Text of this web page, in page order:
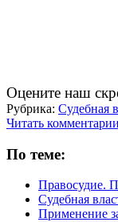
Оцените наш
Рубрика: Судебная
Читать комментарии
По теме:
Правосудие.
Судебная
Применение